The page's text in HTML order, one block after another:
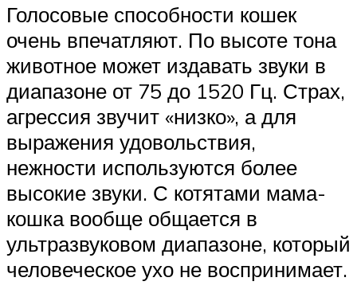
Голосовые способности кошек
очень впечатляют. По высоте тона
животное может издавать звуки в
диапазоне от 75 до 1520 Гц. Страх,
агрессия звучит «низко», а для
выражения удовольствия,
нежности используются более
высокие звуки. С котятами мама-
кошка вообще общается в
ультразвуковом диапазоне, который
человеческое ухо не воспринимает.